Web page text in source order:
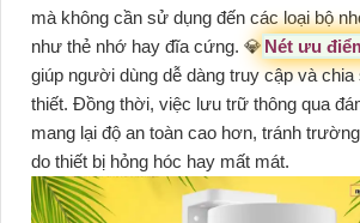
mà không cần sử dụng đến các loại bộ
như thẻ nhớ hay đĩa cứng. 💎 Nét ưu
giúp người dùng dễ dàng truy cập và
thiết. Đồng thời, việc lưu trữ thông qua
mang lại độ an toàn cao hơn, tránh
do thiết bị hỏng hóc hay mất mát.